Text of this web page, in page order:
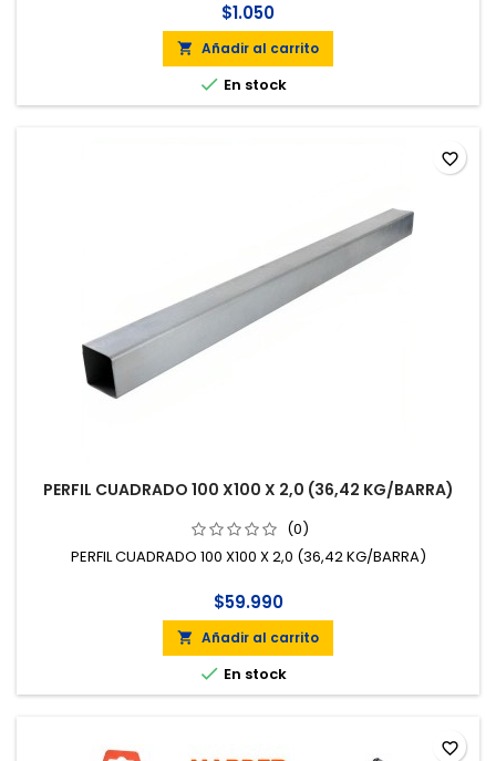
$1.050
 Añadir al carrito
 En stock
PERFIL CUADRADO 100 X100 X 2,0 (36,42 KG/BARRA)
(0)
PERFIL CUADRADO 100 X100 X 2,0 (36,42 KG/BARRA)
$59.990
 Añadir al carrito
 En stock
favorite_border
favorite_border